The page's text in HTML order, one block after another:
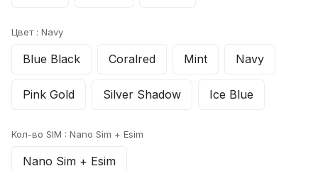
Цвет : Navy
Blue Black Coralred Mint Navy
Pink Gold Silver Shadow Ice Blue
Кол-во SIM : Nano Sim + Esim
Nano Sim + Esim